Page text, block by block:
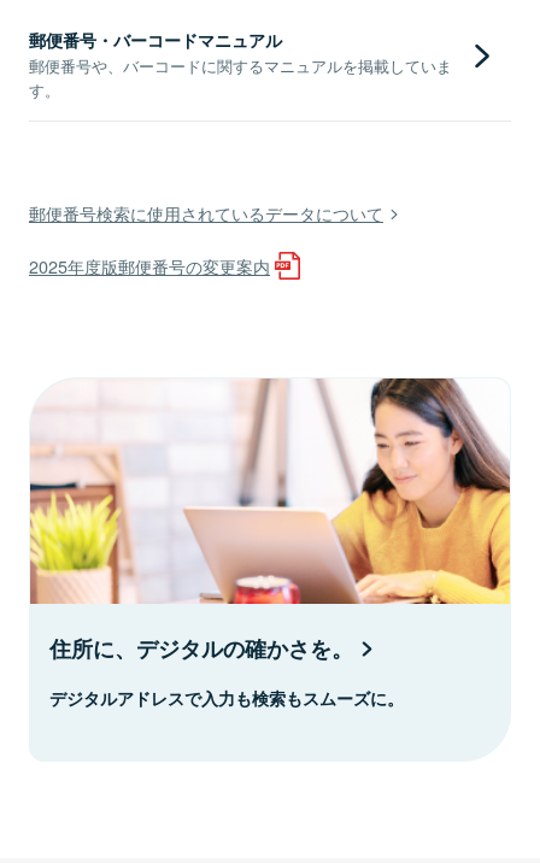
郵便番号・バーコードマニュアル
郵便番号や、バーコードに関するマニュアルを掲載していま
す。
郵便番号検索に使用されているデータについて
2025年度版郵便番号の変更案内
住所に、デジタルの確かさを。
デジタルアドレスで入力も検索もスムーズに。